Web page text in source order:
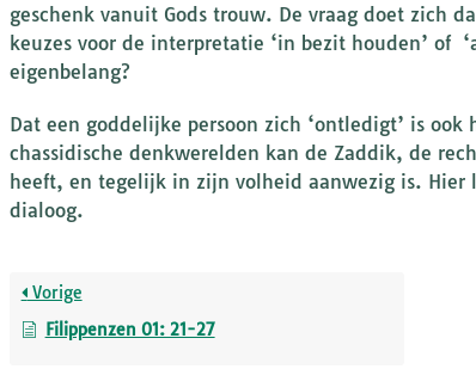
geschenk vanuit Gods trouw. De vraag doet zich
keuzes voor de interpretatie ‘in bezit houden’ of
eigenbelang?
Dat een goddelijke persoon zich ‘ontledigt’ is
chassidische denkwerelden kan de Zaddik, de
heeft, en tegelijk in zijn volheid aanwezig is. Hier
dialoog.
Vorige
Filippenzen 01: 21-27